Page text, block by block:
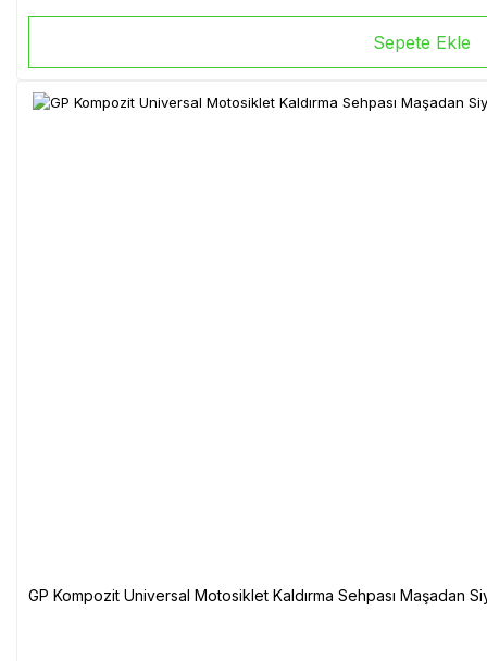
Sepete Ekle
GP Kompozit Universal Motosiklet Kaldırma Sehpası Maşadan